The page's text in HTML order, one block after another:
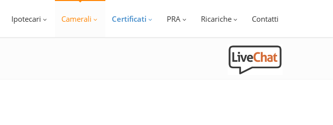
Ipotecari Camerali Certificati PRA Ricariche Contatti